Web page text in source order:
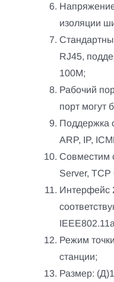
изоляции
RJ45,
100M;
Рабочий
порт могут
Поддержка
ARP, IP,
Совместим
Server,
Интерфейс
Режим
станции;
Размер: